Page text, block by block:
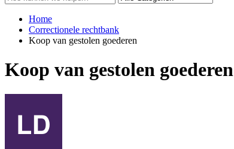
Home
Correctionele rechtbank
Koop van gestolen goederen
Koop van gestolen goederen